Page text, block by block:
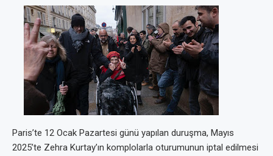
Paris’te 12 Ocak Pazartesi günü yapılan duruşma, Mayıs
2025’te Zehra Kurtay’ın komplolarla oturumunun iptal edilmesi